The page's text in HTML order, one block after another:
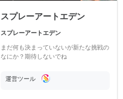
スプレーアートエデン
スプレーアートエデン
まだ何も決まっていないが新たな挑戦の
なにか？期待しないでね
運営ツール